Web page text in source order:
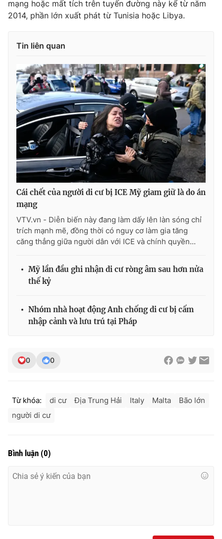
Ðiện thoại Thời báo VTV:024.66 897 897
Email: toasoan@vtv.vn
® Cấm sao chép dưới mọi hình thức nếu không có sự chấp
thuận bằng văn bản. Ghi rõ nguồn VTV.vn khi phát hành lại
thông tin từ website này.
mạng hoặc mất tích trên tuyến đường này kể từ năm
2014, phần lớn xuất phát từ Tunisia hoặc Libya.
Tin liên quan
Cái chết của người di cư bị ICE Mỹ giam giữ là do án
mạng
VTV.vn - Diễn biến này đang làm dấy lên làn sóng chỉ
trích mạnh mẽ, đồng thời có nguy cơ làm gia tăng
căng thẳng giữa người dân với ICE và chính quyền...
Mỹ lần đầu ghi nhận di cư ròng âm sau hơn nửa
thế kỷ
Nhóm nhà hoạt động Anh chống di cư bị cấm
nhập cảnh và lưu trú tại Pháp
0 0
Từ khóa: di cư Địa Trung Hải Italy Malta
Bão lớn
người di cư
Bình luận (0)